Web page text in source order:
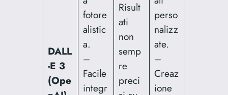
DALL
-E 3
(Ope
fotore
alistic
a.
–
Facile
integr
Risult
ati
non
semp
re
preci
perso
nalizz
ate.
–
Creaz
ione